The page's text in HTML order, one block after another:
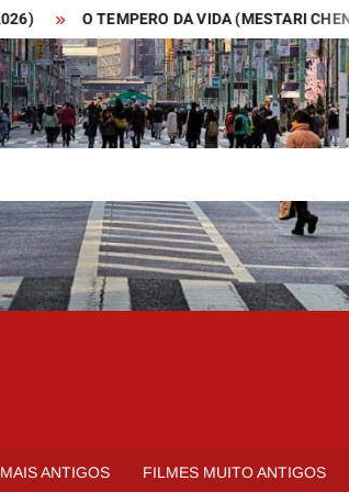
O TEMPERO DA VIDA (MESTARI CHENG –
ANTIGOS FILMES MUITO ANTIGOS